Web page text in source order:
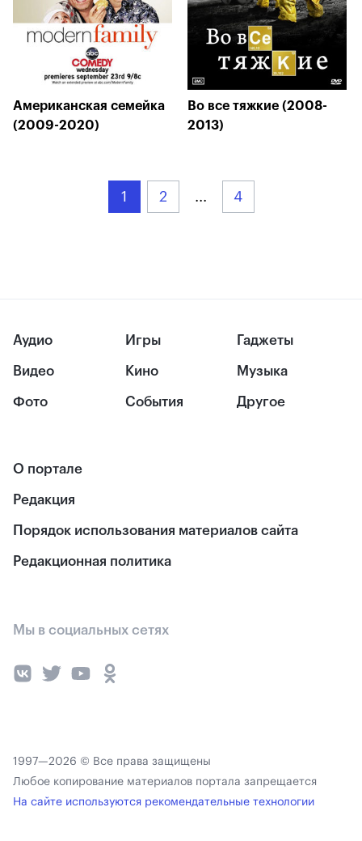
Американская семейка
(2009-2020)
Во все тяжкие (2008-
2013)
1 2 ... 4
Аудио
Видео
Фото
Игры
Кино
События
Гаджеты
Музыка
Другое
О портале
Редакция
Порядок использования материалов сайта
Редакционная политика
Мы в социальных сетях
1997—2026 © Все права защищены
Любое копирование материалов портала запрещается
На сайте используются рекомендательные технологии